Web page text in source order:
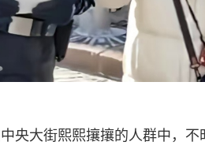
央大街熙熙攘攘的人群中，